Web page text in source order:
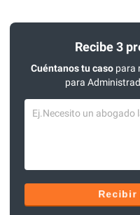
Recibe 3
Cuéntanos tu casopara
para
Recibir